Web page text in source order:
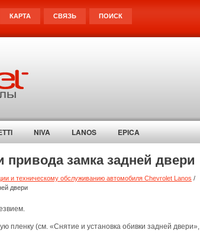
КАРТА СВЯЗЬ ПОИСК
NIVA LANOS EPICA
привода замка задней двери
и техническому обслуживанию автомобиля Chevrolet Lanos /
двери
пленку (см. «Снятие и установка обивки задней двери»,